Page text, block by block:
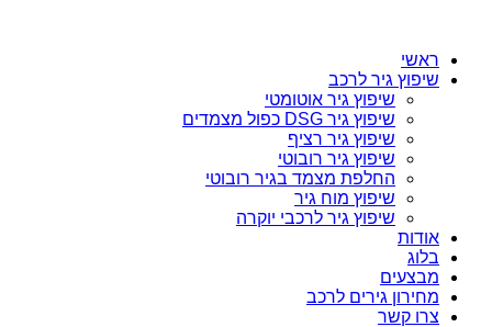
ראשי
שיפוץ גיר לרכב
שיפוץ גיר אוטומטי
שיפוץ גיר DSG כפול מצמדים
שיפוץ גיר רציף
שיפוץ גיר רובוטי
החלפת מצמד בגיר רובוטי
שיפוץ מוח גיר
שיפוץ גיר לרכבי יוקרה
אודות
בלוג
מבצעים
מחירון גירים לרכב
צרו קשר